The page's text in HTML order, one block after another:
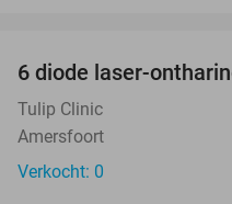
TODAY
6 diode laser-
Tulip Clinic
Amersfoort
Verkocht: 0